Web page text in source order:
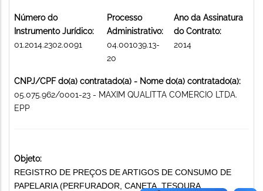
Número do
Instrumento Jurídico:
01.2014.2302.0091
Processo
Administrativo:
04.001039.13-
20
Ano da Assinatura
do Contrato:
2014
CNPJ/CPF do(a) contratado(a) - Nome do(a) contratado(a):
05.075.962/0001-23 - MAXIM QUALITTA COMERCIO LTDA.
EPP
Objeto:
REGISTRO DE PREÇOS DE ARTIGOS DE CONSUMO DE
PAPELARIA (PERFURADOR, CANETA, TESOURA,